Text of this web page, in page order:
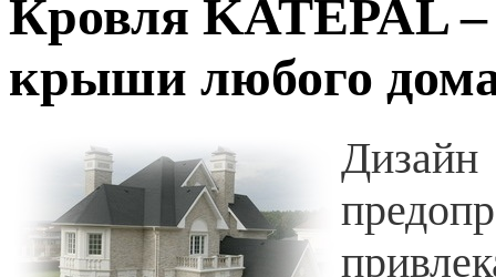
Кровля KATEPAL –
крыши любого